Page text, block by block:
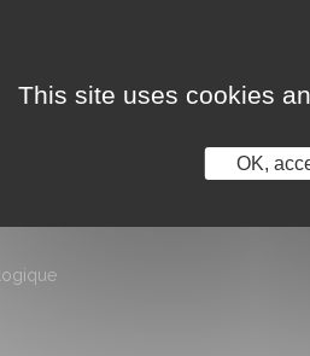
This site uses cookies
OK,